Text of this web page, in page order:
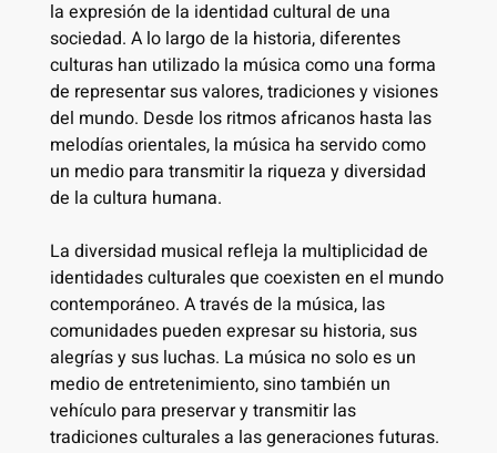
la expresión de la identidad cultural de una
sociedad. A lo largo de la historia, diferentes
culturas han utilizado la música como una forma
de representar sus valores, tradiciones y visiones
del mundo. Desde los ritmos africanos hasta las
melodías orientales, la música ha servido como
un medio para transmitir la riqueza y diversidad
de la cultura humana.
La diversidad musical refleja la multiplicidad de
identidades culturales que coexisten en el mundo
contemporáneo. A través de la música, las
comunidades pueden expresar su historia, sus
alegrías y sus luchas. La música no solo es un
medio de entretenimiento, sino también un
vehículo para preservar y transmitir las
tradiciones culturales a las generaciones futuras.